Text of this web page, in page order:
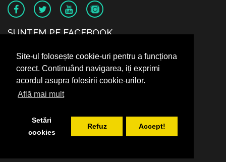
Site-ul folosește cookie-uri pentru a funcționa
corect. Continuând navigarea, iți exprimi
acordul asupra folosirii cookie-urilor.
Află mai mult
Setări
cookies
Refuz Accept!
SUNTEM PE FACEBOOK